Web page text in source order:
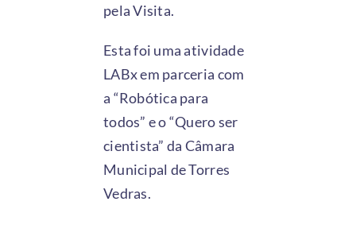
pela Visita.
Esta foi uma atividade
LABx em parceria com
a “Robótica para
todos” e o “Quero ser
cientista” da Câmara
Municipal de Torres
Vedras.